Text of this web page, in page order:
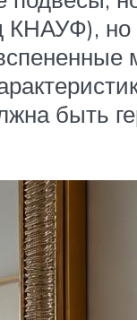
КНАУФ),
быть